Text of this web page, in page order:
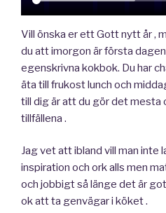
Vill önska er ett Gott nytt år ,
du att imorgon är första
egenskrivna kokbok. Du har
äta till frukost lunch och
till dig är att du gör det mesta
tillfällena .
Jag vet att ibland vill man inte
inspiration och ork alls men
och jobbigt så länge det är
ok att ta genvägar i köket .